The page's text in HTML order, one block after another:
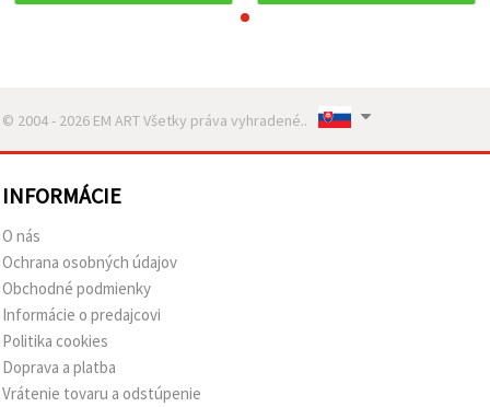
© 2004 - 2026 EM ART Všetky práva vyhradené..
INFORMÁCIE
O nás
Ochrana osobných údajov
Obchodné podmienky
Informácie o predajcovi
Politika cookies
Doprava a platba
Vrátenie tovaru a odstúpenie